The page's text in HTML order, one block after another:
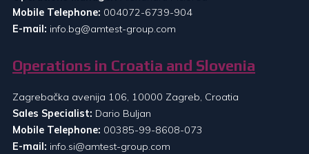
Mobile Telephone: 004072-6739-904
E-mail: info.bg@amtest-group.com
Operations in Croatia and Slovenia
Zagrebačka avenija 106, 10000 Zagreb, Croatia
Sales Specialist: Dario Buljan
Mobile Telephone: 00385-99-8608-073
E-mail: info.si@amtest-group.com